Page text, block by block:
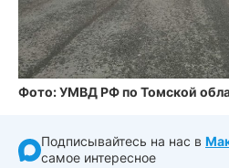
Фото: УМВД РФ по Томской
Подписывайтесь на нас в
самое интересное